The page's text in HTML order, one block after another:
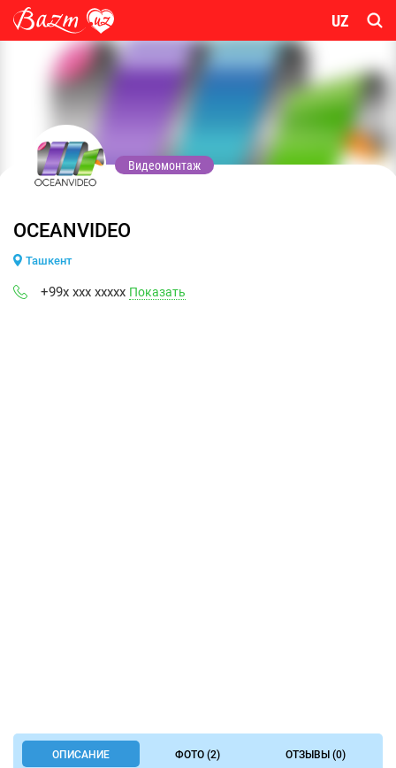
UZ
Видеомонтаж
OCEANVIDEO
Ташкент
+99x xxx xxxxx Показать
ОПИСАНИЕ ФОТО (2) ОТЗЫВЫ (0)